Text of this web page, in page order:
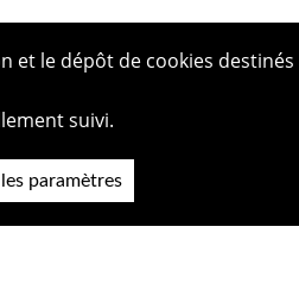
le dépôt de cookies
suivi.
paramètres